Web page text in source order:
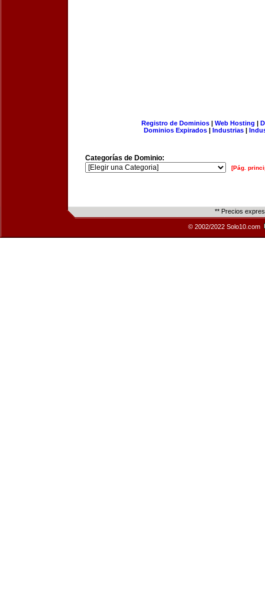
Registro de Dominios| Web Hosting |
Dominios Expirados | Industrias |
Categorías de Dominio:
[Pág.
** Precios
© 2002/2022 Solo10.com